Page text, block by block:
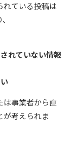
れている投稿は
れていない情報
は事業者から直
が考えられま